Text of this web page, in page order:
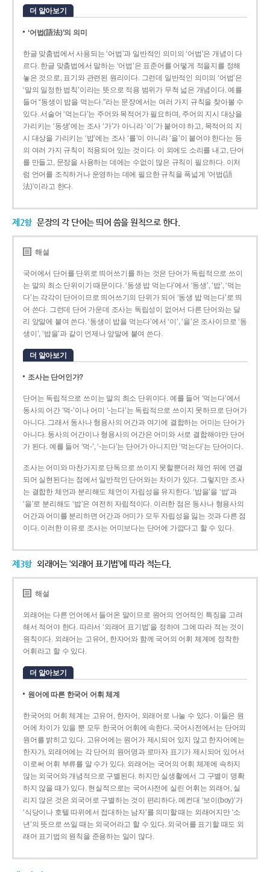
더 알아보기
‘어법(語法)’의 의미
한글 맞춤법에서 사용되는 ‘어법’과 일반적인 의미의 ‘어법’은 개념이 다
르다. 한글 맞춤법에서 말하는 ‘어법’은 표준어를 어떻게 적을지를 정해
놓은 것으로, 표기와 관련된 원리이다. 그런데 일반적인 의미의 ‘어법’은
‘말의 일정한 법칙’이라는 뜻으로 적용 범위가 무척 넓은 개념이다. 예를
들어 “동생이 밥을 먹는다.”라는 문장에서는 여러 가지 규칙을 찾아볼 수
있다. 서술어 ‘먹는다’는 주어와 목적어가 필요하며, 주어의 지시 대상을
가리키는 ‘동생’에는 조사 ‘가’가 아니라 ‘이’가 붙어야 하고, 목적어의 지
시 대상을 가리키는 ‘밥’에는 조사 ‘를’이 아니라 ‘을’이 붙어야 한다는 등
의 여러 가지 규칙이 적용되어 있는 것이다. 이 외에도 소리를 내고, 단어
를 만들고, 문장을 사용하는 데에는 수없이 많은 규칙이 필요하다. 이처
럼 언어를 조직하거나 운영하는 데에 필요한 규칙을 폭넓게 ‘어법(語
法)’이라고 한다.
제2항 문장의 각 단어는 띄어 씀을 원칙으로 한다.
해설
국어에서 단어를 단위로 띄어쓰기를 하는 것은 단어가 독립적으로 쓰이
는 말의 최소 단위이기 때문이다. ‘동생 밥 먹는다’에서 ‘동생’, ‘밥’, ‘먹는
다’는 각각이 단어이므로 띄어쓰기의 단위가 되어 ‘동생 밥 먹는다’로 띄
어 쓴다. 그런데 단어 가운데 조사는 독립성이 없어서 다른 단어와는 달
리 앞말에 붙여 쓴다. ‘동생이 밥을 먹는다’에서 ‘이’, ‘을’은 조사이므로 ‘동
생이’, ‘밥을’과 같이 언제나 앞말에 붙여 쓴다.
더 알아보기
조사는 단어인가?
단어는 독립적으로 쓰이는 말의 최소 단위이다. 예를 들어 ‘먹는다’에서
동사의 어간 ‘먹-­’이나 어미 ‘­-는다’는 독립적으로 쓰이지 못하므로 단어가
아니다. 그래서 동사나 형용사의 어간과 여기에 결합하는 어미는 단어가
아니다. 동사의 어간이나 형용사의 어간은 어미와 서로 결합해야만 단어
가 된다. 예를 들어 ‘먹-’, ‘-는다’는 단어가 아니지만 ‘먹는다’는 단어이다.
조사는 어미와 마찬가지로 단독으로 쓰이지 못할뿐더러 체언 뒤에 연결
되어 실현된다는 점에서 일반적인 단어와는 차이가 있다. 그렇지만 조사
는 결합한 체언과 분리해도 체언이 자립성을 유지한다. ‘밥을’을 ‘밥’과
‘을’로 분리해도 ‘밥’은 여전히 자립적이다. 이러한 점은 동사나 형용사의
어간과 어미를 분리하면 어간과 어미가 모두 자립성을 잃는 것과 다른 점
이다. 이러한 이유로 조사는 어미보다는 단어에 가깝다고 할 수 있다.
제3항 외래어는 ‘외래어 표기법’에 따라 적는다.
해설
외래어는 다른 언어에서 들어온 말이므로 원어의 언어적인 특징을 고려
해서 적어야 한다. 따라서 ‘외래어 표기법’을 정하여 그에 따라 적는 것이
원칙이다. 외래어는 고유어, 한자어와 함께 국어의 어휘 체계에 정착한
어휘라고 할 수 있다.
더 알아보기
원어에 따른 한국어 어휘 체계
한국어의 어휘 체계는 고유어, 한자어, 외래어로 나눌 수 있다. 이들은 원
어에 차이가 있을 뿐 모두 한국어 어휘에 속한다. 국어사전에서는 단어의
원어를 밝히고 있다. 고유어에는 원어가 제시되어 있지 않고 한자어에는
한자가, 외래어에는 각 단어의 원어명과 로마자 표기가 제시되어 있어서
이로써 어휘 부류를 알 수가 있다. 외래어는 국어의 어휘 체계에 속하지
않는 외국어와 개념적으로 구별된다. 하지만 실생활에서 그 구별이 명확
하지 않을 때가 있다. 현실적으로는 국어사전에 실린 어휘는 외래어, 실
리지 않은 것은 외국어로 구별하는 것이 편리하다. 예컨대 ‘보이(boy)’가
‘식당이나 호텔 따위에서 접대하는 남자’를 의미할 때는 외래어지만 ‘소
년’의 뜻으로 쓰일 때는 외국어라고 할 수 있다. 외국어를 표기할 때도 외
래어 표기법의 원칙을 준용하는 일이 많다.